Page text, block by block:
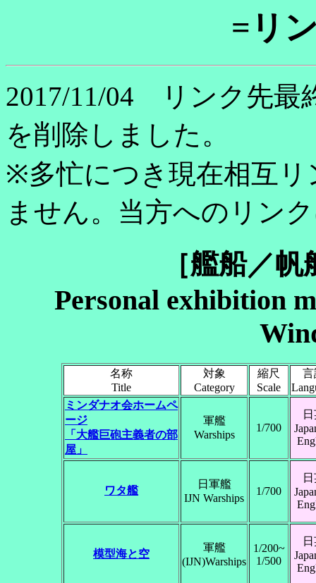
=リ
2017/11/04 リンク先最
を削除しました。
※多忙につき現在相互
ません。当方へのリン
［艦船／
Personal exhibition
名称
Title
対象
Category
縮尺
Scale
言
ミンダナオ会ホームペ
ージ
「大艦巨砲主義者の部
屋」
軍艦
Warships
1/700
ワタ艦
日軍艦
IJN Warships
1/700
模型海と空
軍艦
(IJN)Warships
1/200~
1/500